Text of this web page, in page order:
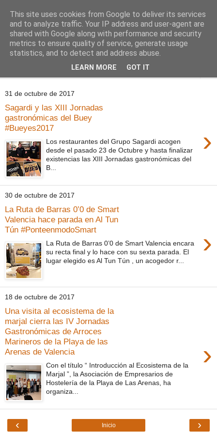
Comoju
La Cocina del Día a Día y el día a día de la Gastronomía
31 de octubre de 2017
Sagardi y las XIII Jornadas
gastronómicas del Buey
#Bueyes2017
›
Los restaurantes del Grupo Sagardi acogen
desde el pasado 23 de Octubre y hasta finalizar
existencias las XIII Jornadas gastronómicas del
B...
30 de octubre de 2017
La Ruta de Barras 0’0 de Smart
Valencia hace parada en Al Tun
Tún #PonteenmodoSmart
›
La Ruta de Barras 0’0 de Smart Valencia encara
su recta final y lo hace con su sexta parada. El
lugar elegido es Al Tun Tún , un acogedor r...
18 de octubre de 2017
Una visita al ecosistema de la
marjal cierra las IV Jornadas
Gastronómicas de Arroces
Marineros de la Playa de las
Arenas de Valencia
›
Con el título “ Introducción al Ecosistema de la
Marjal ”, la Asociación de Empresarios de
Hostelería de la Playa de Las Arenas, ha
organiza...
‹ ›
Inicio
This site uses cookies from Google to deliver its services
and to analyze traffic. Your IP address and user-agent are
shared with Google along with performance and security
metrics to ensure quality of service, generate usage
statistics, and to detect and address abuse.
LEARN MORE GOT IT